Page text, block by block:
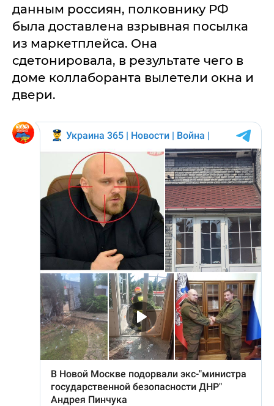
данным россиян, полковнику РФ
была доставлена взрывная посылка
из маркетплейса. Она
сдетонировала, в результате чего в
доме коллаборанта вылетели окна и
двери.